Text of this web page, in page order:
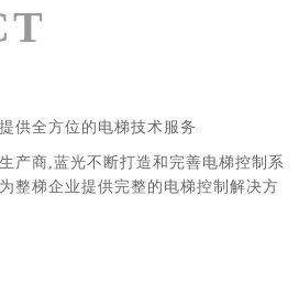
供全方位的电梯技术服务
产商,蓝光不断打造和完善电梯控制系
整梯企业提供完整的电梯控制解决方